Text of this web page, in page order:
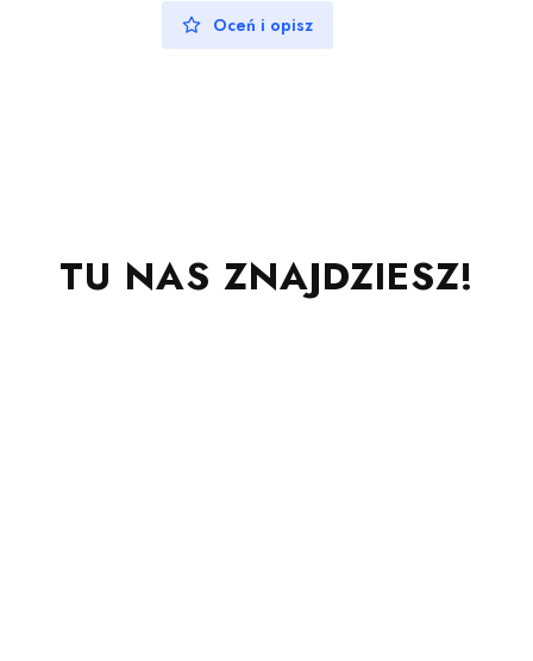
Oceń i opisz
TU NAS ZNAJDZIESZ!